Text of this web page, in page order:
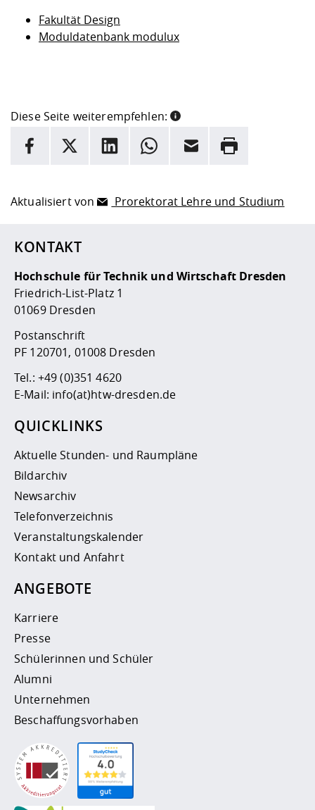
Fakultät Design
Moduldatenbank modulux
Diese Seite weiterempfehlen:
INFORMATION
Facebook
X LinkedInWhatsappE-Mail Drucken
Aktualisiert von Prorektorat Lehre und Studium
KONTAKT
Hochschule für Technik und Wirtschaft Dresden
Friedrich-List-Platz 1
01069 Dresden
Postanschrift
PF 120701, 01008 Dresden
Tel.: +49 (0)351 4620
E-Mail: info(at)htw-dresden.de
QUICKLINKS
Aktuelle Stunden- und Raumpläne
Bildarchiv
Newsarchiv
Telefonverzeichnis
Veranstaltungskalender
Kontakt und Anfahrt
ANGEBOTE
Karriere
Presse
Schülerinnen und Schüler
Alumni
Unternehmen
Beschaffungsvorhaben